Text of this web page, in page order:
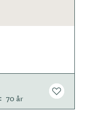
70 år